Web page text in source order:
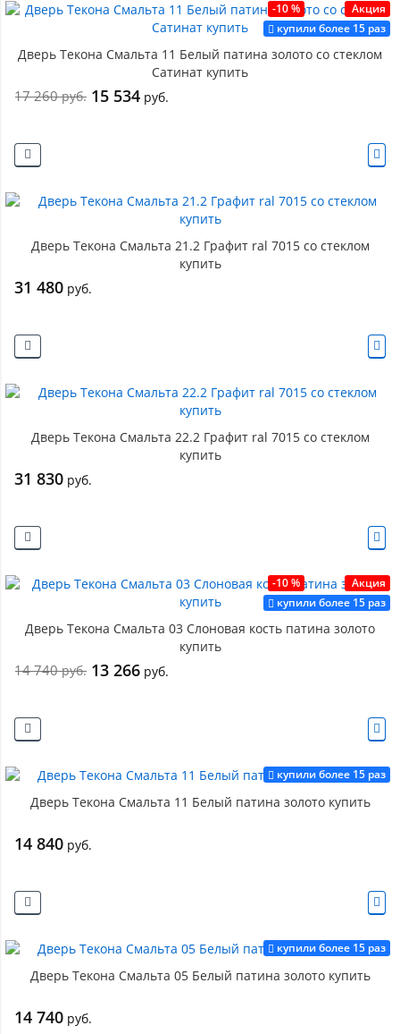
-10 %
Акция
купили более 15 раз
Дверь Текона Смальта 11 Белый патина золото со стеклом
Сатинат купить
17 260руб. 15 534 руб.
Дверь Текона Смальта 21.2 Графит ral 7015 со стеклом
купить
31 480 руб.
Дверь Текона Смальта 22.2 Графит ral 7015 со стеклом
купить
31 830 руб.
-10 %
Акция
купили более 15 раз
Дверь Текона Смальта 03 Слоновая кость патина золото
купить
14 740руб. 13 266 руб.
купили более 15 раз
Дверь Текона Смальта 11 Белый патина золото купить
14 840 руб.
купили более 15 раз
Дверь Текона Смальта 05 Белый патина золото купить
14 740 руб.